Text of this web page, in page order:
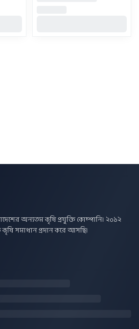
অন্যতম কৃষি প্রযুক্তি কোম্পানি। ২০১২
সমাধান প্রদান করে আসছি।